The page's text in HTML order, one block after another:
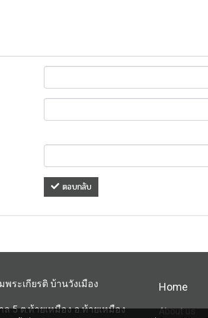
ตอบกลับ
ระเกียรติ บ้านวังเมือง
ล 5 ต.ท้ายเหมือง อ.ท้ายเหมือง
Home
About us